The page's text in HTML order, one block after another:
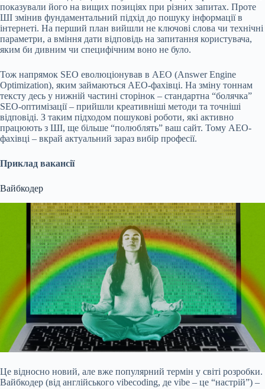
показували його на вищих позиціях при різних запитах. Проте
ШІ змінив фундаментальний підхід до пошуку інформації в
інтернеті. На перший план вийшли не ключові слова чи технічні
параметри, а вміння дати відповідь на запитання користувача,
яким би дивним чи специфічним воно не було.
Тож напрямок SEO еволюціонував в AEO (Answer Engine
Optimization), яким займаються AEO-фахівці. На зміну тоннам
тексту десь у нижній частині сторінок – стандартна “болячка”
SEO-оптимізації – прийшли креативніші методи та точніші
відповіді. З таким підходом пошукові роботи, які активно
працюють з ШІ, ще більше “полюблять” ваш сайт. Тому AEO-
фахівці – вкрай актуальний зараз вибір професії.
Приклад вакансії
Вайбкодер
Це відносно новий, але вже популярний термін у світі розробки.
Вайбкодер (від англійського vibecoding, де vibe – це “настрій”) –